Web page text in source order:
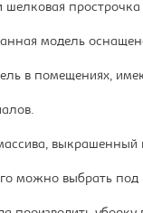
модель
в помещениях,
можно выбрать